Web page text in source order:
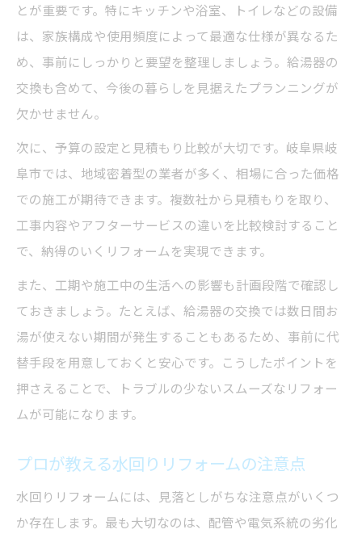
とが重要です。特にキッチンや浴室、トイレなどの設備
は、家族構成や使用頻度によって最適な仕様が異なるた
め、事前にしっかりと要望を整理しましょう。給湯器の
交換も含めて、今後の暮らしを見据えたプランニングが
欠かせません。
次に、予算の設定と見積もり比較が大切です。岐阜県岐
阜市では、地域密着型の業者が多く、相場に合った価格
での施工が期待できます。複数社から見積もりを取り、
工事内容やアフターサービスの違いを比較検討すること
で、納得のいくリフォームを実現できます。
また、工期や施工中の生活への影響も計画段階で確認し
ておきましょう。たとえば、給湯器の交換では数日間お
湯が使えない期間が発生することもあるため、事前に代
替手段を用意しておくと安心です。こうしたポイントを
押さえることで、トラブルの少ないスムーズなリフォー
ムが可能になります。
プロが教える水回りリフォームの注意点
水回りリフォームには、見落としがちな注意点がいくつ
か存在します。最も大切なのは、配管や電気系統の劣化